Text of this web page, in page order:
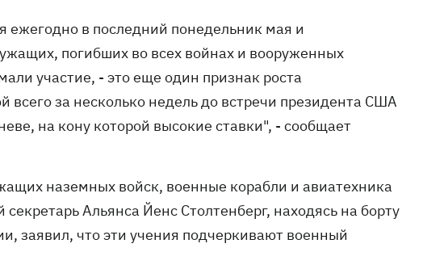
в последний понедельник мая и
погибших во всех войнах и вооруженных
участие, - это еще один признак роста
за несколько недель до встречи президента США
на кону которой высокие ставки", - сообщает
наземных войск, военные корабли и авиатехника
Альянса Йенс Столтенберг, находясь на борту
заявил, что эти учения подчеркивают военный